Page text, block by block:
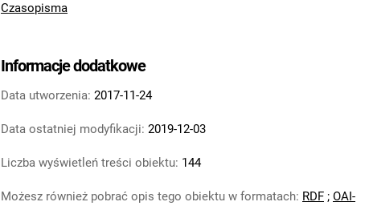
Czasopisma
Informacje dodatkowe
Data utworzenia: 2017-11-24
Data ostatniej modyfikacji: 2019-12-03
Liczba wyświetleń treści obiektu: 144
Możesz również pobrać opis tego obiektu w formatach: RDF ; OAI-